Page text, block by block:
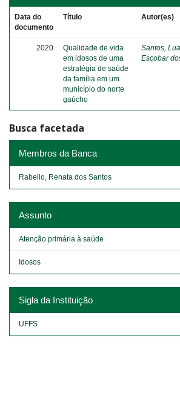
Data do
documento
Título Autor(es)
2020
Qualidade de vida
em idosos de uma
estratégia de saúde
da família em um
município do norte
gaúcho
Santos,
Escobar
Busca facetada
Membros da Banca
Rabello, Renata dos Santos
Assunto
Atenção primária à saúde
Idosos
Sigla da Instituição
UFFS